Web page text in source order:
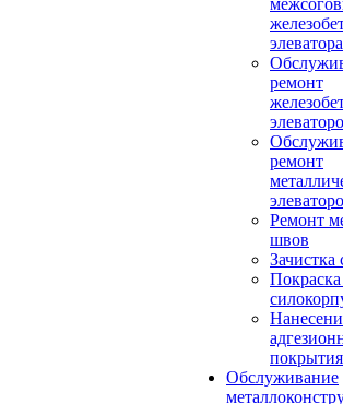
элеватора
ремонт
ремонт
Ремонт
швов
Зачистка
Покраска
покрытия
Обслуживание